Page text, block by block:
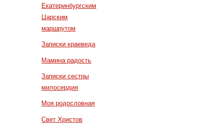
Екатеринбургским
Царским
маршрутом
Записки краеведа
Мамина радость
Записки сестры
милосердия
Моя родословная
Свет Христов